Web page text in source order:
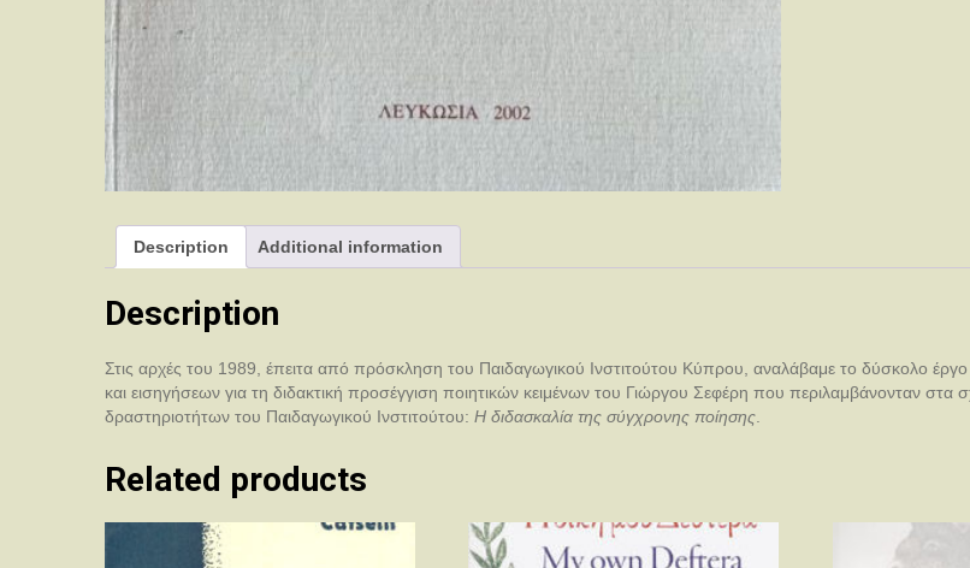
Description Additional information
Description
Στις αρχές του 1989, έπειτα από πρόσκληση του Παιδαγωγικού Ινστιτούτου Κύπρου, αναλάβαμε το δύσκολο
και εισηγήσεων για τη διδακτική προσέγγιση ποιητικών κειμένων του Γιώργου Σεφέρη που περιλαμβάνονταν στα
δραστηριοτήτων του Παιδαγωγικού Ινστιτούτου: Η διδασκαλία της σύγχρονης ποίησης
Related products